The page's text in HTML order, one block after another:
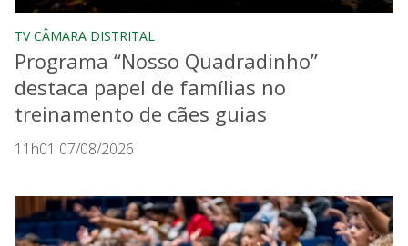
TV CÂMARA DISTRITAL
Programa “Nosso Quadradinho”
destaca papel de famílias no
treinamento de cães guias
11h01 07/08/2026